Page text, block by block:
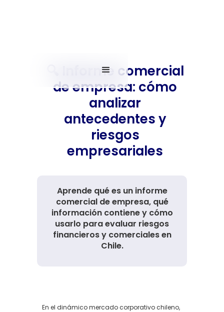
🔍 Informe comercial
de empresa: cómo
analizar
antecedentes y
riesgos
empresariales
Aprende qué es un informe
comercial de empresa, qué
información contiene y cómo
usarlo para evaluar riesgos
financieros y comerciales en
Chile.
En el dinámico mercado corporativo chileno,